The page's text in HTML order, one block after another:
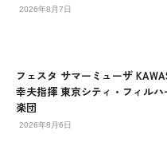
2026年8月7日
フェスタ サマーミューザ
幸夫指揮 東京シティ・フィル
楽団
2026年8月6日